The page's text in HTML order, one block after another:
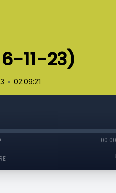
11-23)
• 02:09:21
00:00